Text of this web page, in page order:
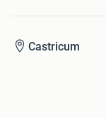
Castricum